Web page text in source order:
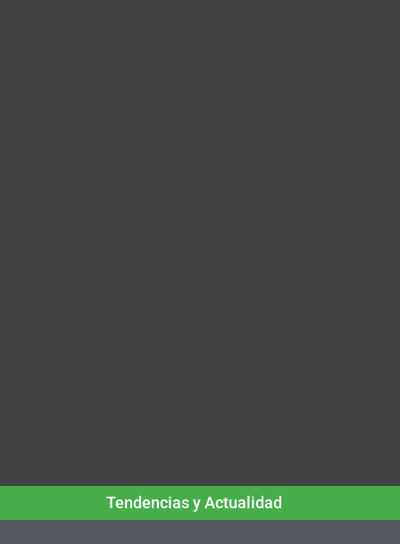
Tendencias y Actualidad